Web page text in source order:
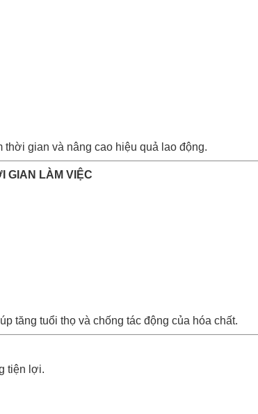
gian và nâng cao hiệu quả lao động.
GIAN LÀM VIỆC
tăng tuổi thọ và chống tác động của hóa chất.
tiện lợi.